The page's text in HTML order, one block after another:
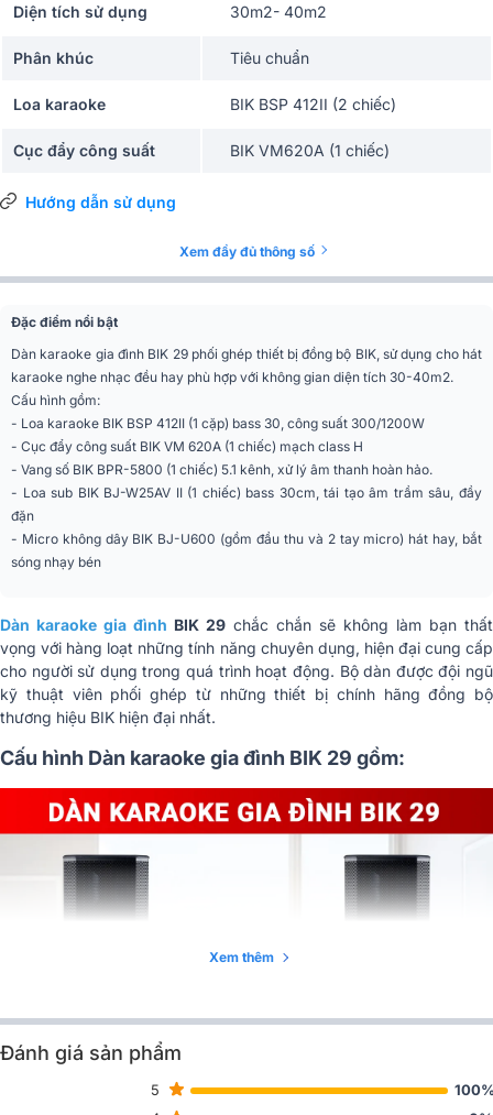
Diện tích sử dụng 30m2- 40m2
Phân khúc Tiêu chuẩn
Loa karaoke BIK BSP 412II (2 chiếc)
Cục đẩy công suất BIK VM620A (1 chiếc)
Vang số
BIK BJ-W25AV II (1 chiếc)
Micro không dây BIK BJ-U600 (1 bộ)
Hướng dẫn sử dụng
Xem đầy đủ thông số
Đặc điểm nổi bật
Dàn karaoke gia đình BIK 29 phối ghép thiết bị đồng bộ BIK, sử dụng cho hát
karaoke nghe nhạc đều hay phù hợp với không gian diện tích 30-40m2.
Cấu hình gồm:
- Loa karaoke BIK BSP 412II (1 cặp) bass 30, công suất 300/1200W
- Cục đẩy công suất BIK VM 620A (1 chiếc) mạch class H
- Vang số BIK BPR-5800 (1 chiếc) 5.1 kênh, xử lý âm thanh hoàn hảo.
- Loa sub BIK BJ-W25AV II (1 chiếc) bass 30cm, tái tạo âm trầm sâu, đầy
đặn
- Micro không dây BIK BJ-U600 (gồm đầu thu và 2 tay micro) hát hay, bắt
sóng nhạy bén
Dàn karaoke gia đình BIK 29 chắc chắn sẽ không làm bạn thất
vọng với hàng loạt những tính năng chuyên dụng, hiện đại cung cấp
cho người sử dụng trong quá trình hoạt động. Bộ dàn được đội ngũ
kỹ thuật viên phối ghép từ những thiết bị chính hãng đồng bộ
thương hiệu BIK hiện đại nhất.
Cấu hình Dàn karaoke gia đình BIK 29 gồm:
Xem thêm
Đánh giá sản phẩm
5